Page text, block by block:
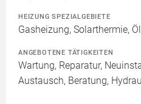
HEIZUNG SPEZIALGEBIETE
Gasheizung, Solarthermie,
ANGEBOTENE TÄTIGKEITEN
Wartung, Reparatur,
Austausch, Beratung,